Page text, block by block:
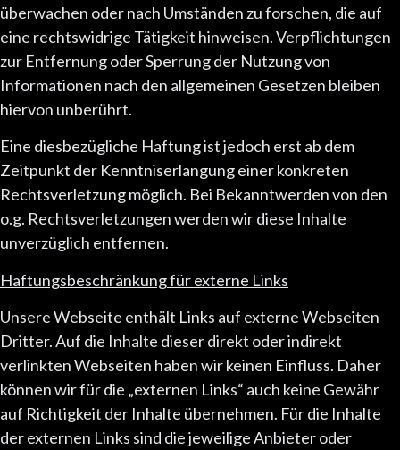
überwachen oder nach Umständen zu forschen, die auf
eine rechtswidrige Tätigkeit hinweisen. Verpflichtungen
zur Entfernung oder Sperrung der Nutzung von
Informationen nach den allgemeinen Gesetzen bleiben
hiervon unberührt.
Eine diesbezügliche Haftung ist jedoch erst ab dem
Zeitpunkt der Kenntniserlangung einer konkreten
Rechtsverletzung möglich. Bei Bekanntwerden von den
o.g. Rechtsverletzungen werden wir diese Inhalte
unverzüglich entfernen.
Haftungsbeschränkung für externe Links
Unsere Webseite enthält Links auf externe Webseiten
Dritter. Auf die Inhalte dieser direkt oder indirekt
verlinkten Webseiten haben wir keinen Einfluss. Daher
können wir für die „externen Links“ auch keine Gewähr
auf Richtigkeit der Inhalte übernehmen. Für die Inhalte
der externen Links sind die jeweilige Anbieter oder